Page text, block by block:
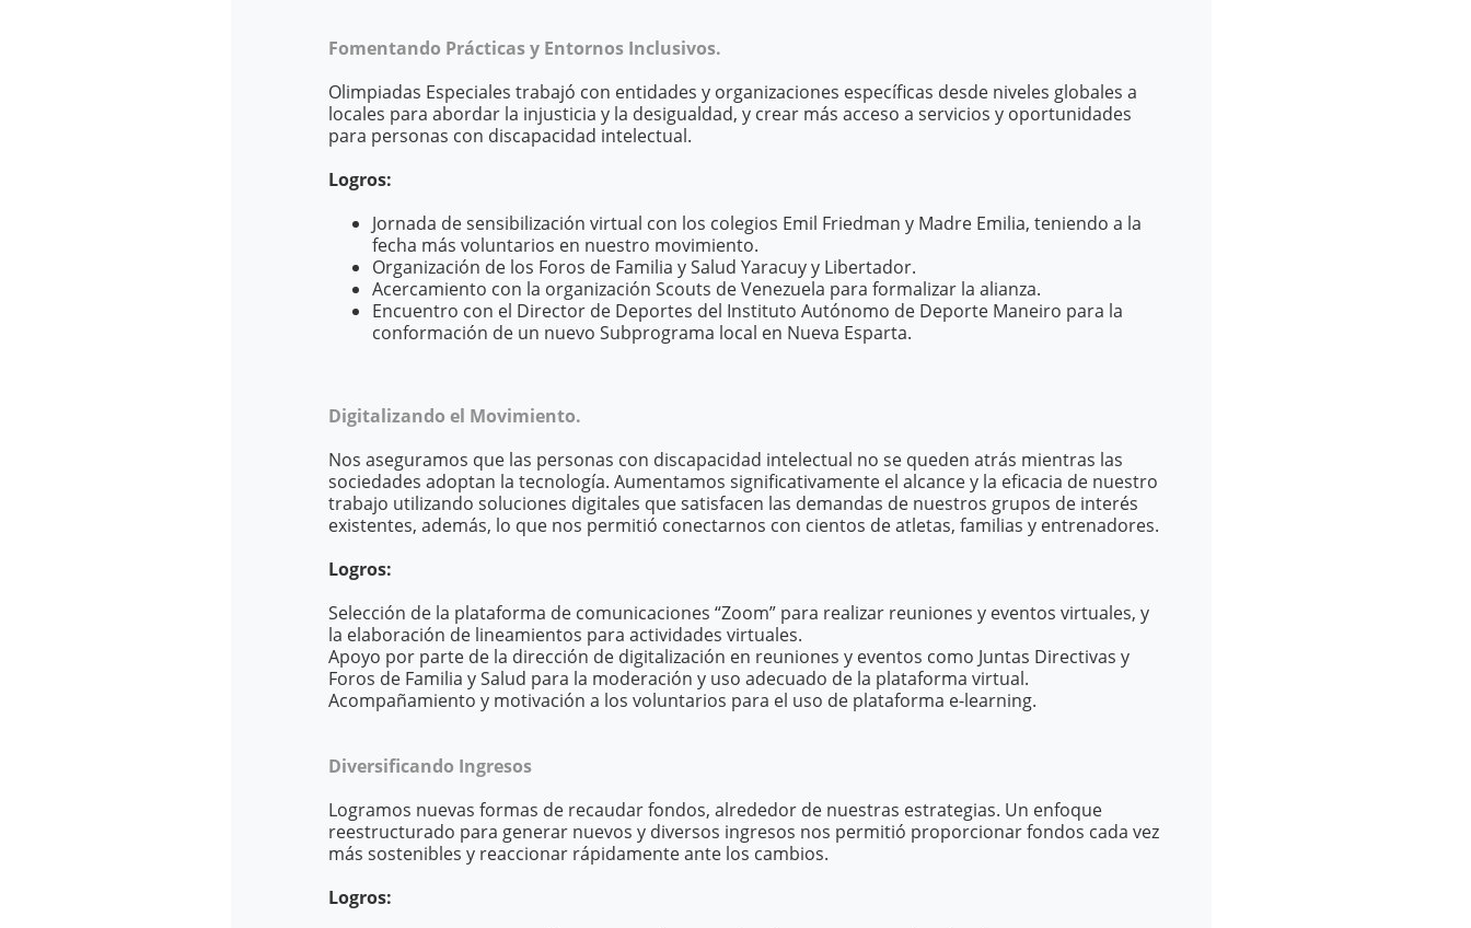
Fomentando Prácticas y Entornos Inclusivos.
Olimpiadas Especiales trabajó con entidades y organizaciones específicas desde niveles globales a
locales para abordar la injusticia y la desigualdad, y crear más acceso a servicios y oportunidades
para personas con discapacidad intelectual.
Logros:
Jornada de sensibilización virtual con los colegios Emil Friedman y Madre Emilia, teniendo a la
fecha más voluntarios en nuestro movimiento.
Organización de los Foros de Familia y Salud Yaracuy y Libertador.
Acercamiento con la organización Scouts de Venezuela para formalizar la alianza.
Encuentro con el Director de Deportes del Instituto Autónomo de Deporte Maneiro para la
conformación de un nuevo Subprograma local en Nueva Esparta.
Digitalizando el Movimiento.
Nos aseguramos que las personas con discapacidad intelectual no se queden atrás mientras las
sociedades adoptan la tecnología. Aumentamos significativamente el alcance y la eficacia de nuestro
trabajo utilizando soluciones digitales que satisfacen las demandas de nuestros grupos de interés
existentes, además, lo que nos permitió conectarnos con cientos de atletas, familias y entrenadores.
Logros:
Selección de la plataforma de comunicaciones “Zoom” para realizar reuniones y eventos virtuales, y
la elaboración de lineamientos para actividades virtuales.
Apoyo por parte de la dirección de digitalización en reuniones y eventos como Juntas Directivas y
Foros de Familia y Salud para la moderación y uso adecuado de la plataforma virtual.
Acompañamiento y motivación a los voluntarios para el uso de plataforma e-learning.
Diversificando Ingresos
Logramos nuevas formas de recaudar fondos, alrededor de nuestras estrategias. Un enfoque
reestructurado para generar nuevos y diversos ingresos nos permitió proporcionar fondos cada vez
más sostenibles y reaccionar rápidamente ante los cambios.
Logros: